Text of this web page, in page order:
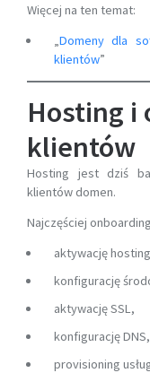
Więcej na ten temat:
„Domeny dla
klientów”
Hosting i
klientów
Hosting jest dziś
klientów domen.
Najczęściej
aktywację
konfigurację
aktywację SSL,
konfigurację DNS,
provisioning